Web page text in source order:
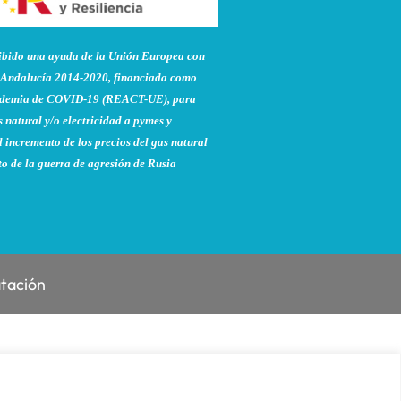
una ayuda de la Unión Europea con
2014-2020, financiada como
de COVID-19 (REACT-UE), para
natural y/o electricidad a pymes y
de los precios del gas natural
de la guerra de agresión de Rusia